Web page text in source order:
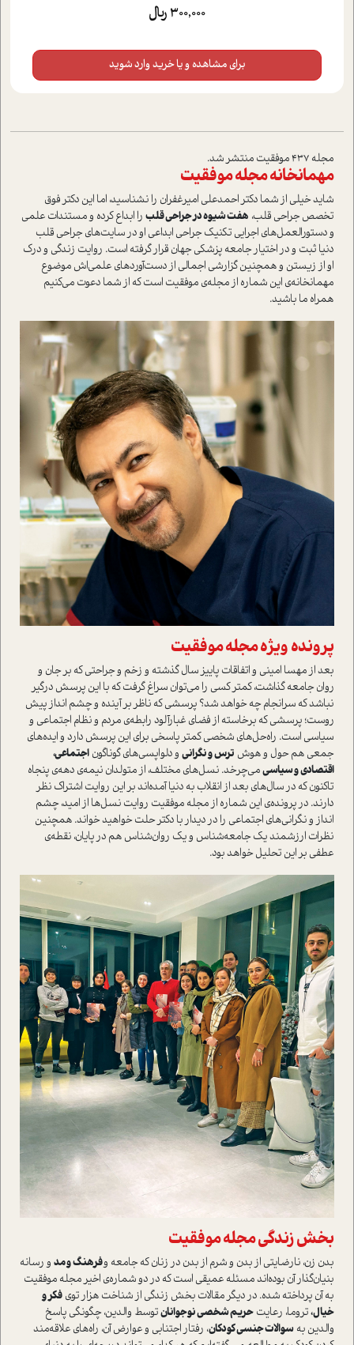
300,000 ریال
برای مشاهده و یا خرید وارد شوید
مجله 437 موفقیت منتشر شد.
مهمانخانه مجله موفقیت
شاید خیلی از شما دکتر احمدعلی امیرغفران را نشناسید، اما این دکتر فوق
تخصص جراحی قلب، هفت شیوه در جراحی قلب را ابداع کرده و مستندات علمی
و دستورالعمل‌های اجرایی تکنیک جراحی ابداعی او در سایت‌های جراحی قلب
دنیا ثبت و در اختیار جامعه پزشکی جهان قرار گرفته است. روایت زندگی و درک
او از زیستن و همچنین گزارشی اجمالی از دست‌آوردهای علمی‌اش موضوع
مهمانخانه‌ی این شماره از مجله‌ی موفقیت است که از شما دعوت می‌کنیم
همراه ما باشید.
پرونده ویژه مجله موفقیت
بعد از مهسا امینی و اتفاقات پاییز سال گذشته و زخم و جراحتی که بر جان و
روان جامعه گذاشت، کمتر کسی را می‌توان سراغ گرفت که با این پرسش درگیر
نباشد که سرانجام چه خواهد شد؟ پرسشی که ناظر بر آینده و چشم انداز پیش
روست؛ پرسشی که برخاسته از فضای غبارآلود رابطه‌ی مردم و نظام اجتماعی و
سیاسی است. راه‌‌حل‌های شخصی کمتر پاسخی برای این پرسش دارد و ایده‌های
جمعی هم حول و هوش ترس و نگرانی و دلواپسی‌های گوناگون اجتماعی،
اقتصادی و سیاسیمی‌چرخد. نسل‌های مختلف، از متولدان نیمه‌ی دهه‌ی پنجاه
تاکنون که در سال‌های بعد از انقلاب به دنیا آمده‌اند بر این روایت اشتراک نظر
دارند. در پرونده‌ی این شماره از مجله موفقیت روایت نسل‌ها از امید، چشم
انداز و نگرانی‌های اجتماعی را در دیدار با دکتر حلت خواهید خواند. همچنین
نظرات ارزشمند یک جامعه‌شناس و یک روان‌شناس هم در پایان، نقطه‌ی
عطفی بر این تحلیل خواهد بود.
بخش زندگی مجله موفقیت
بدن زن، نارضایتی از بدن و شرم از بدن در زنان که جامعه وفرهنگ و مد و رسانه
بنیان‌گذار آن بوده‌اند مسئله عمیقی است که در دو شماره‌ی اخیر مجله موفقیت
به آن پرداخته شده. در دیگر مقالات بخش زندگی از شناخت هزار توی فکر و
خیال،تروما، رعایت حریم شخصی نوجوانانتوسط والدین، چگونگی پاسخ
والدین به سوالات جنسی کودکان، رفتار اجتنابی و عوارض آن، راه‌های علاقه‌مند